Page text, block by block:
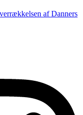
af Danners